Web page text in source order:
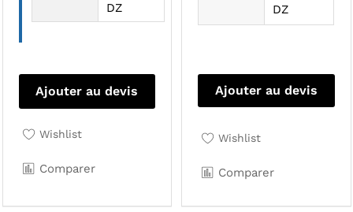
DZ
Ajouter au devis
Wishlist
Comparer
DZ
Ajouter au devis
Wishlist
Comparer